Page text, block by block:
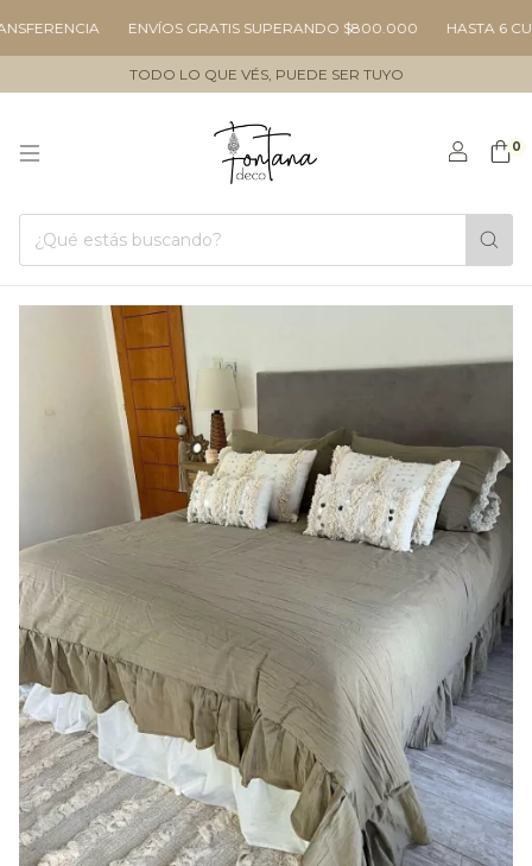
ENVÍOS GRATIS SUPERANDO $800.000 HASTA 6 CUOTAS
TODO LO QUE VÉS, PUEDE SER TUYO
0